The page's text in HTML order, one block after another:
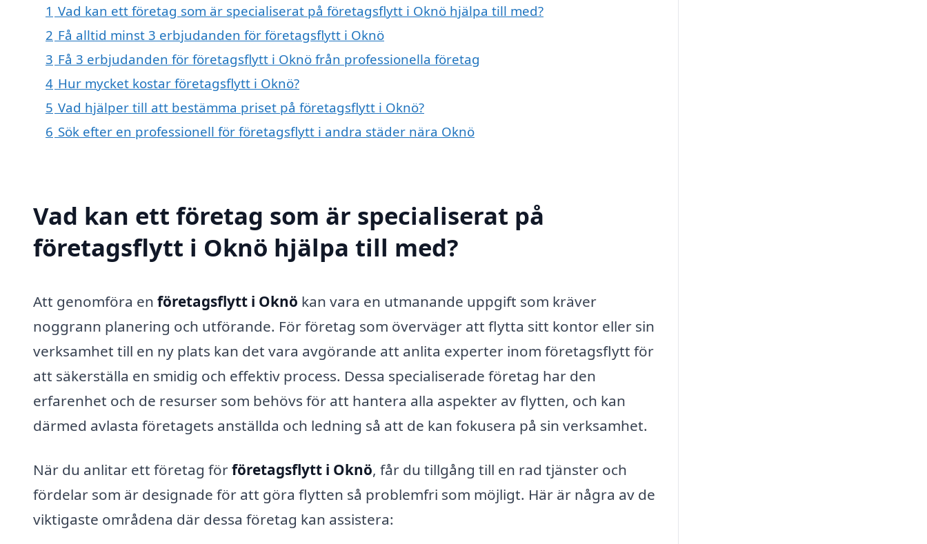
1 Vad kan ett företag som är specialiserat på företagsflytt i Oknö hjälpa till med?
2 Få alltid minst 3 erbjudanden för företagsflytt i Oknö
3 Få 3 erbjudanden för företagsflytt i Oknö från professionella företag
4 Hur mycket kostar företagsflytt i Oknö?
5 Vad hjälper till att bestämma priset på företagsflytt i Oknö?
6 Sök efter en professionell för företagsflytt i andra städer nära Oknö
Vad kan ett företag som är specialiserat på
företagsflytt i Oknö hjälpa till med?
Att genomföra en företagsflytt i Oknö kan vara en utmanande uppgift som kräver
noggrann planering och utförande. För företag som överväger att flytta sitt kontor eller sin
verksamhet till en ny plats kan det vara avgörande att anlita experter inom företagsflytt för
att säkerställa en smidig och effektiv process. Dessa specialiserade företag har den
erfarenhet och de resurser som behövs för att hantera alla aspekter av flytten, och kan
därmed avlasta företagets anställda och ledning så att de kan fokusera på sin verksamhet.
När du anlitar ett företag förföretagsflytt i Oknö, får du tillgång till en rad tjänster och
fördelar som är designade för att göra flytten så problemfri som möjligt. Här är några av de
viktigaste områdena där dessa företag kan assistera: